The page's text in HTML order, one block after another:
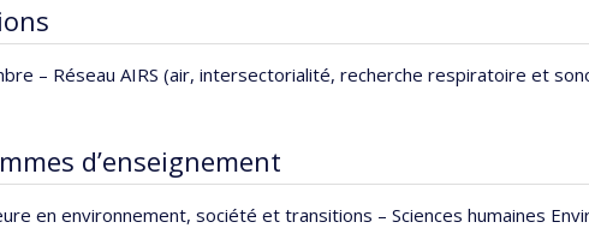
– Réseau AIRS (air, intersectorialité, recherche respiratoire et
d’enseignement
en environnement, société et transitions – Sciences humaines